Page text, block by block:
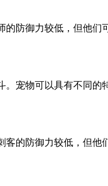
防御力较低，但他们
宠物可以具有不同的
的防御力较低，但他